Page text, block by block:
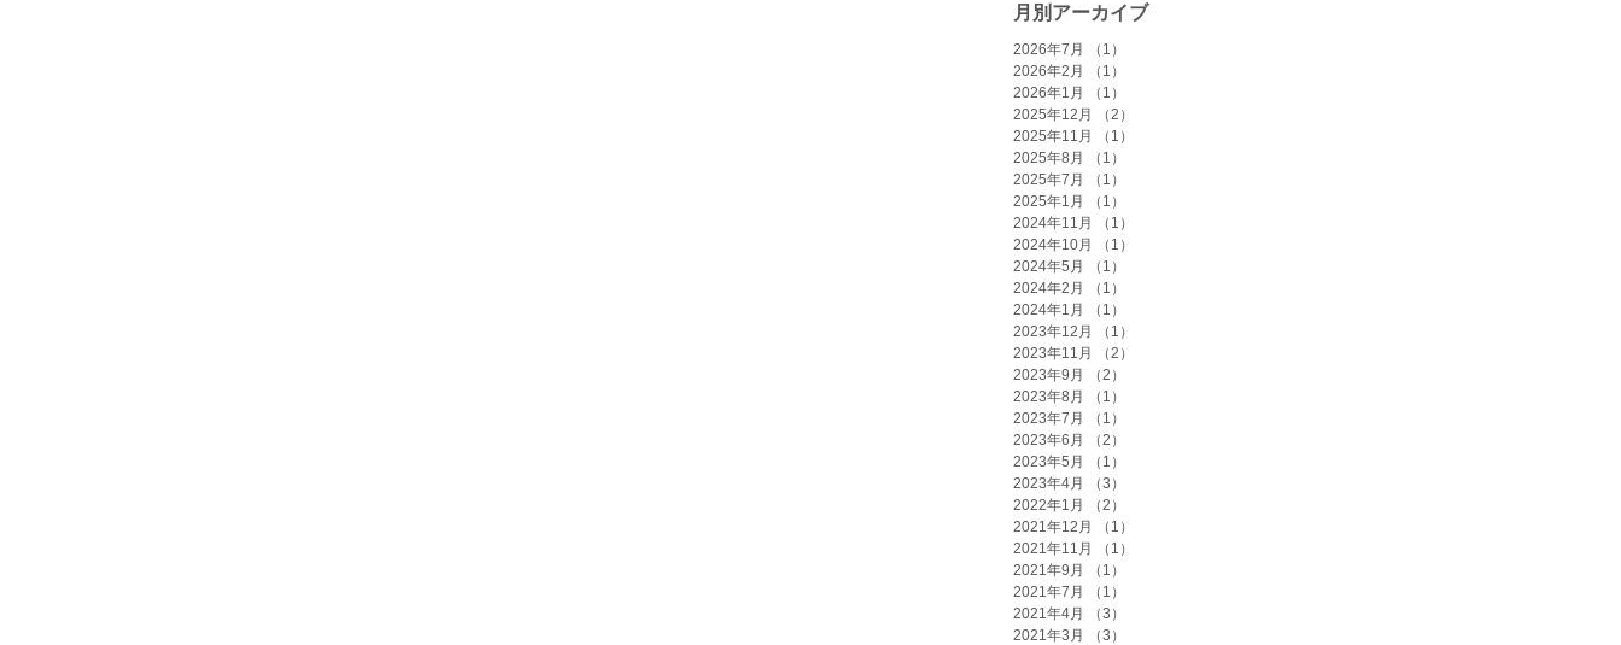
月別アーカイブ
2026年7月 （1）
2026年2月
（1）
2026年1月
（1）
2025年12月
（2）
2025年11月
（1）
2025年8月
（1）
2025年7月
（1）
2025年1月
（1）
2024年11月
（1）
2024年10月
（1）
2024年5月
（1）
2024年2月
（1）
2024年1月
（1）
2023年12月
（1）
2023年11月
（2）
2023年9月
（2）
2023年8月
（1）
2023年7月
（1）
2023年6月
（2）
2023年5月
（1）
2023年4月
（3）
2022年1月
（2）
2021年12月
（1）
2021年11月
（1）
2021年9月
（1）
2021年7月
（1）
2021年4月
（3）
2021年3月
（3）